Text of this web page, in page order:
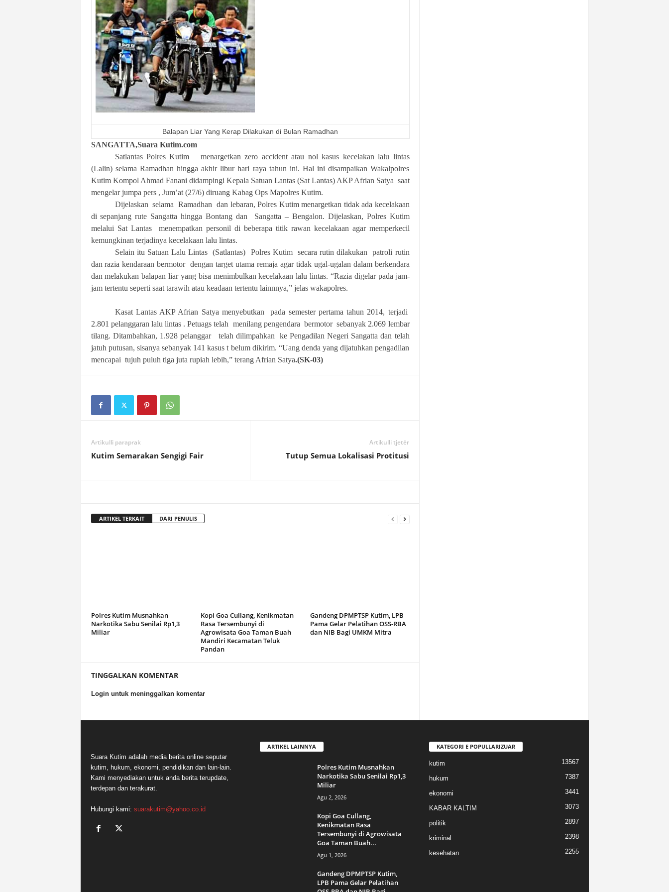
Balapan Liar Yang Kerap Dilakukan di Bulan Ramadhan
SANGATTA,Suara Kutim.com
Satlantas Polres Kutim menargetkan zero accident atau nol kasus kecelakan lalu lintas
(Lalin) selama Ramadhan hingga akhir libur hari raya tahun ini. Hal ini disampaikan Wakalpolres
Kutim Kompol Ahmad Fanani didampingi Kepala Satuan Lantas (Sat Lantas) AKP Afrian Satya saat
mengelar jumpa pers , Jum’at (27/6) diruang Kabag Ops Mapolres Kutim.
Dijelaskan selama Ramadhan dan lebaran, Polres Kutim menargetkan tidak ada kecelakaan
di sepanjang rute Sangatta hingga Bontang dan Sangatta – Bengalon. Dijelaskan, Polres Kutim
melalui Sat Lantas menempatkan personil di beberapa titik rawan kecelakaan agar memperkecil
kemungkinan terjadinya kecelakaan lalu lintas.
Selain itu Satuan Lalu Lintas (Satlantas) Polres Kutim secara rutin dilakukan patroli rutin
dan razia kendaraan bermotor dengan target utama remaja agar tidak ugal-ugalan dalam berkendara
dan melakukan balapan liar yang bisa menimbulkan kecelakaan lalu lintas. “Razia digelar pada jam-
jam tertentu seperti saat tarawih atau keadaan tertentu lainnnya,” jelas wakapolres.
Kasat Lantas AKP Afrian Satya menyebutkan pada semester pertama tahun 2014, terjadi
2.801 pelanggaran lalu lintas . Petuags telah menilang pengendara bermotor sebanyak 2.069 lembar
tilang. Ditambahkan, 1.928 pelanggar telah dilimpahkan ke Pengadilan Negeri Sangatta dan telah
jatuh putusan, sisanya sebanyak 141 kasus t belum dikirim. “Uang denda yang dijatuhkan pengadilan
mencapai tujuh puluh tiga juta rupiah lebih,” terang Afrian Satya.(SK-03)
Artikulli paraprak
Kutim Semarakan Sengigi Fair
Artikulli tjetër
Tutup Semua Lokalisasi Protitusi
ARTIKEL TERKAIT DARI PENULIS
Polres Kutim Musnahkan
Narkotika Sabu Senilai Rp1,3
Miliar
Kopi Goa Cullang, Kenikmatan
Rasa Tersembunyi di
Agrowisata Goa Taman Buah
Mandiri Kecamatan Teluk
Pandan
Gandeng DPMPTSP Kutim, LPB
Pama Gelar Pelatihan OSS-RBA
dan NIB Bagi UMKM Mitra
TINGGALKAN KOMENTAR
Login untuk meninggalkan komentar
Suara Kutim adalah media berita online seputar
kutim, hukum, ekonomi, pendidikan dan lain-lain.
Kami menyediakan untuk anda berita terupdate,
terdepan dan terakurat.
Hubungi kami: suarakutim@yahoo.co.id
ARTIKEL LAINNYA
Polres Kutim Musnahkan
Narkotika Sabu Senilai Rp1,3
Miliar
Agu 2, 2026
Kopi Goa Cullang,
Kenikmatan Rasa
Tersembunyi di Agrowisata
Goa Taman Buah...
Agu 1, 2026
Gandeng DPMPTSP Kutim,
LPB Pama Gelar Pelatihan
KATEGORI E POPULLARIZUAR
kutim 13567
hukum 7387
ekonomi 3441
KABAR KALTIM 3073
politik 2897
kriminal 2398
kesehatan 2255